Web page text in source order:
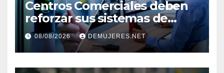
Centros Comerciales deben
reforzar sus sistemas de
seguridad ante el
incremento de visitantes por
el Décimo Tercer Mes
08/08/2026 DEMUJERES.NET